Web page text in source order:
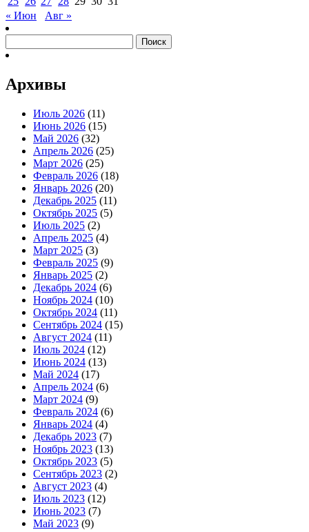
« Июн
Авг »
Архивы
Июль 2026 (11)
Июнь 2026 (15)
Май 2026 (32)
Апрель 2026 (25)
Март 2026 (25)
Февраль 2026 (18)
Январь 2026 (20)
Декабрь 2025 (11)
Октябрь 2025 (5)
Июль 2025 (2)
Апрель 2025 (4)
Март 2025 (3)
Февраль 2025 (9)
Январь 2025 (2)
Декабрь 2024 (6)
Ноябрь 2024 (10)
Октябрь 2024 (11)
Сентябрь 2024 (15)
Август 2024 (11)
Июль 2024 (12)
Июнь 2024 (13)
Май 2024 (17)
Апрель 2024 (6)
Март 2024 (9)
Февраль 2024 (6)
Январь 2024 (4)
Декабрь 2023 (7)
Ноябрь 2023 (13)
Октябрь 2023 (5)
Сентябрь 2023 (2)
Август 2023 (4)
Июль 2023 (12)
Июнь 2023 (7)
Май 2023 (9)